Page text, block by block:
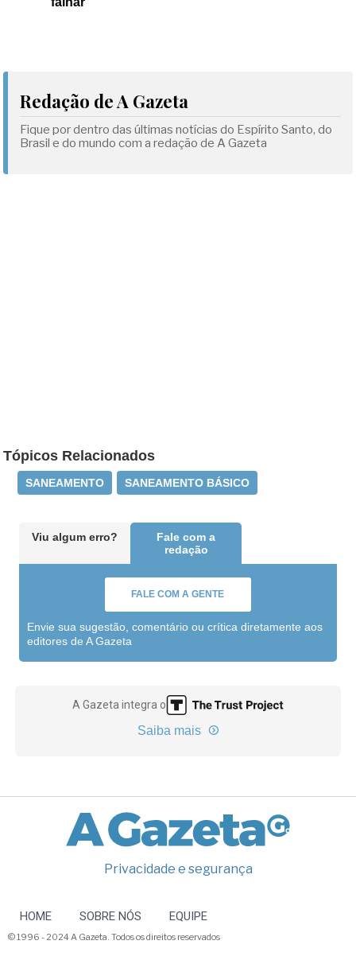
Redação de A Gazeta
Fique por dentro das últimas notícias do Espírito Santo, do
Brasil e do mundo com a redação de A Gazeta
Tópicos Relacionados
SANEAMENTO SANEAMENTO BÁSICO
Viu algum erro?
Fale com a
redação
FALE COM A GENTE
Envie sua sugestão, comentário ou crítica diretamente aos
editores de A Gazeta
A Gazeta integra o
Saiba mais
Privacidade e segurança
HOME SOBRE NÓS EQUIPE
© 1996 - 2024 A Gazeta. Todos os direitos reservados